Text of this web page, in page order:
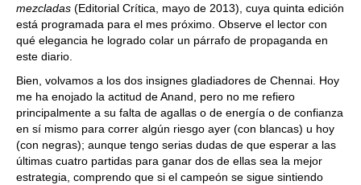
mezcladas (Editorial Crítica, mayo de 2013), cuya quinta edición
está programada para el mes próximo. Observe el lector con
qué elegancia he logrado colar un párrafo de propaganda en
este diario.
Bien, volvamos a los dos insignes gladiadores de Chennai. Hoy
me ha enojado la actitud de Anand, pero no me refiero
principalmente a su falta de agallas o de energía o de confianza
en sí mismo para correr algún riesgo ayer (con blancas) u hoy
(con negras); aunque tengo serias dudas de que esperar a las
últimas cuatro partidas para ganar dos de ellas sea la mejor
estrategia, comprendo que si el campeón se sigue sintiendo